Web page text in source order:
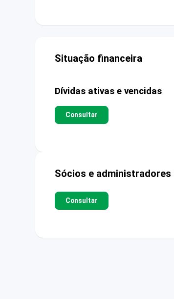
Situação financeira
Dívidas ativas e vencidas
Consultar
Sócios e administradores
Consultar